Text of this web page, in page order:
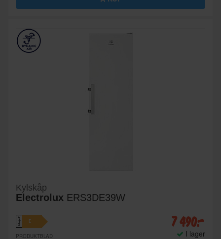
Kylskåp
Electrolux ERS3DE39W
A
↑
G
E
PRODUKTBLAD
7 490:-
I lager